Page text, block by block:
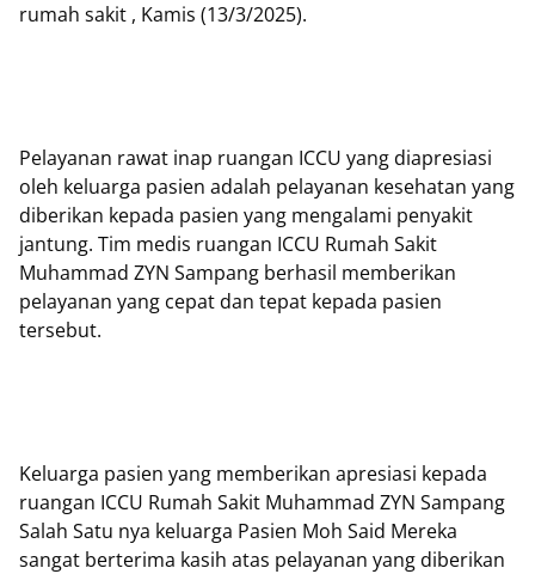
rumah sakit , Kamis (13/3/2025).
Pelayanan rawat inap ruangan ICCU yang diapresiasi
oleh keluarga pasien adalah pelayanan kesehatan yang
diberikan kepada pasien yang mengalami penyakit
jantung. Tim medis ruangan ICCU Rumah Sakit
Muhammad ZYN Sampang berhasil memberikan
pelayanan yang cepat dan tepat kepada pasien
tersebut.
Keluarga pasien yang memberikan apresiasi kepada
ruangan ICCU Rumah Sakit Muhammad ZYN Sampang
Salah Satu nya keluarga Pasien Moh Said Mereka
sangat berterima kasih atas pelayanan yang diberikan